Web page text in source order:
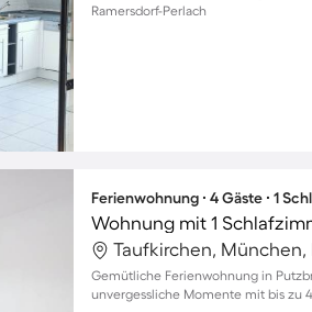
Ramersdorf-Perlach
Ferienwohnung ∙ 4 Gäste ∙ 1
Wohnung mit 1
Taufkirchen,
Gemütliche Ferienwohnung in
unvergessliche Momente mit bis zu